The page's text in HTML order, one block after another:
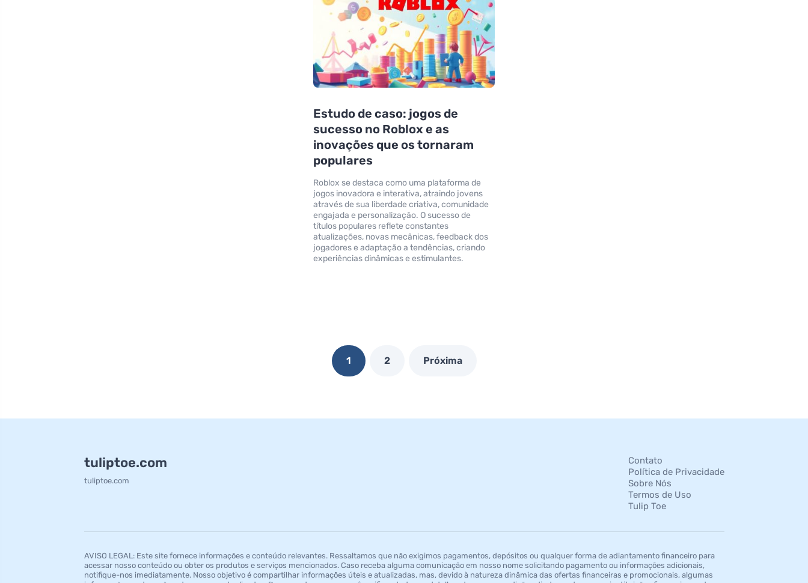
Estudo de caso: jogos de
sucesso no Roblox e as
inovações que os tornaram
populares
Roblox se destaca como uma plataforma de
jogos inovadora e interativa, atraindo jovens
através de sua liberdade criativa, comunidade
engajada e personalização. O sucesso de
títulos populares reflete constantes
atualizações, novas mecânicas, feedback dos
jogadores e adaptação a tendências, criando
experiências dinâmicas e estimulantes.
1 2 Próxima
tuliptoe.com
tuliptoe.com
Contato
Política de Privacidade
Sobre Nós
Termos de Uso
Tulip Toe
AVISO LEGAL: Este site fornece informações e conteúdo relevantes. Ressaltamos que não exigimos pagamentos, depósitos ou qualquer forma de adiantamento financeiro para
acessar nosso conteúdo ou obter os produtos e serviços mencionados. Caso receba alguma comunicação em nosso nome solicitando pagamento ou informações adicionais,
notifique-nos imediatamente. Nosso objetivo é compartilhar informações úteis e atualizadas, mas, devido à natureza dinâmica das ofertas financeiras e promocionais, algumas